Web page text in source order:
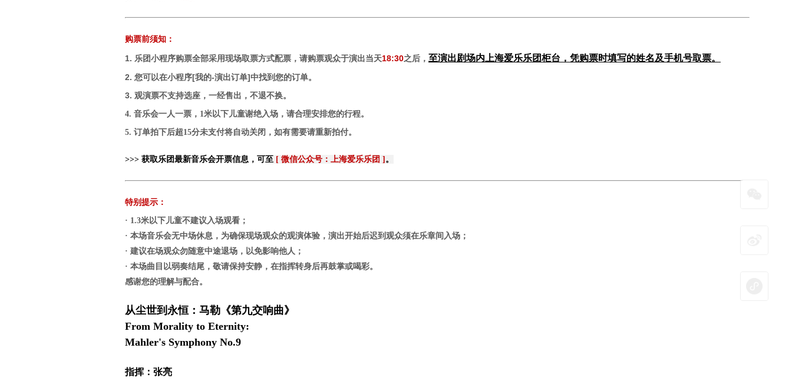
购票前须知：
1. 乐团小程序购票全部采用现场取票方式配票 ，请购票观众于演出当天18:30之后， 至演出剧场内上海爱乐乐团柜台，凭购票时填写的姓名及手机号取票。
2. 您可以在小程序[我的-演出订单]中找到您的订单。
3. 观演票不支持选座，一经售出，不退不换。
4. 音乐会一人一票，1米以下儿童谢绝入场，请合理安排您的行程。
5. 订单拍下后超15分未支付将自动关闭，如有需要请重新拍付。
>>> 获取乐团最新音乐会开票信息，可至 [ 微信公众号：上海爱乐乐团 ] 。
特别提示：
· 1.3米以下儿童不建议入场观看；
· 本场音乐会无中场休息，为确保现场观众的观演体验，演出开始后迟到观众须在乐章间入场；
· 建议在场观众勿随意中途退场，以免影响他人；
· 本场曲目以弱奏结尾，敬请保持安静，在指挥转身后再鼓掌或喝彩。
感谢您的理解与配合。
从尘世到永恒：马勒《第九交响曲》
From Morality to Eternity:
Mahler's Symphony No.9
指挥：张亮